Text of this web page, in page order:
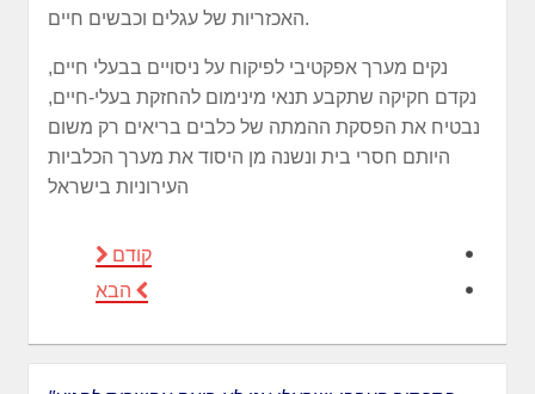
האכזריות של עגלים וכבשים חיים.
נקים מערך אפקטיבי לפיקוח על ניסויים בבעלי חיים,
נקדם חקיקה שתקבע תנאי מינימום להחזקת בעלי-חיים,
נבטיח את הפסקת ההמתה של כלבים בריאים רק משום
היותם חסרי בית ונשנה מן היסוד את מערך הכלביות
העירוניות בישראל
קודם
הבא